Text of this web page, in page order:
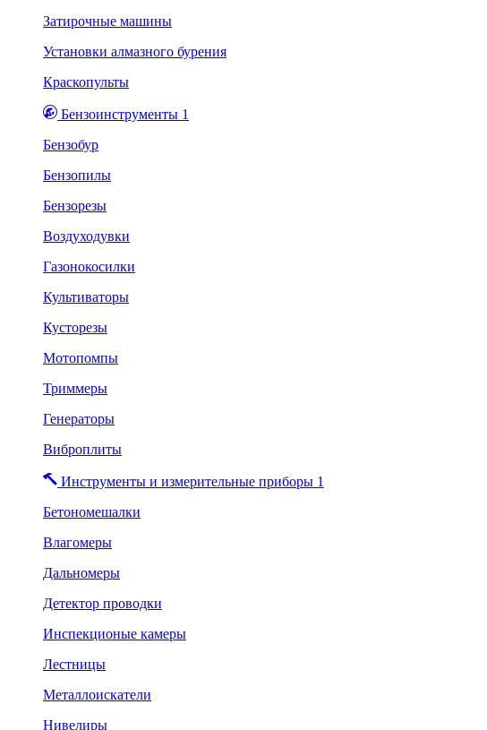
Затирочные машины
Установки алмазного бурения
Краскопульты
Бензоинструменты 1
Бензобур
Бензопилы
Бензорезы
Воздуходувки
Газонокосилки
Культиваторы
Кусторезы
Мотопомпы
Триммеры
Генераторы
Виброплиты
Инструменты и измерительные приборы 1
Бетономешалки
Влагомеры
Дальномеры
Детектор проводки
Инспекционые камеры
Лестницы
Металлоискатели
Нивелиры